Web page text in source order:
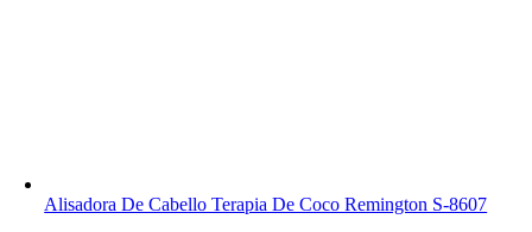
Alisadora De Cabello Terapia De Coco Remington S-8607